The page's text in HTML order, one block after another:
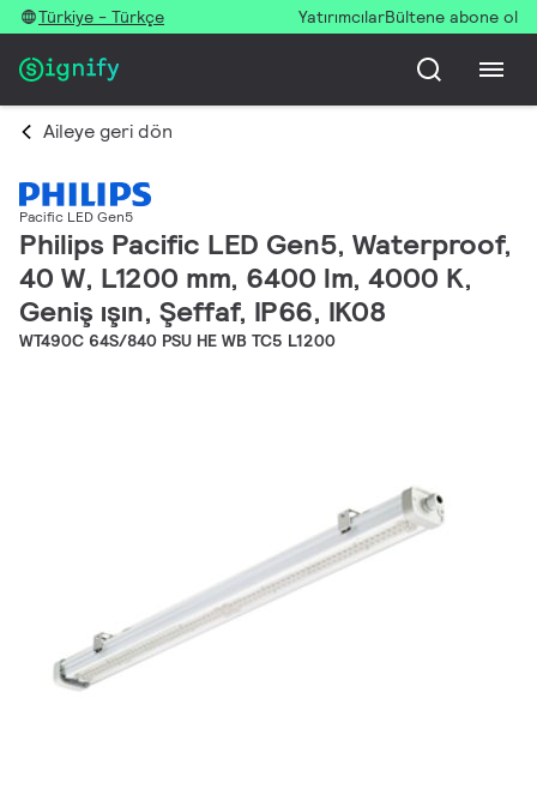
Türkiye - Türkçe YatırımcılarBültene abone ol
Aileye geri dön
Pacific LED Gen5
Philips Pacific LED Gen5, Waterproof,
40 W, L1200 mm, 6400 lm, 4000 K,
Geniş ışın, Şeffaf, IP66, IK08
WT490C 64S/840 PSU HE WB TC5 L1200